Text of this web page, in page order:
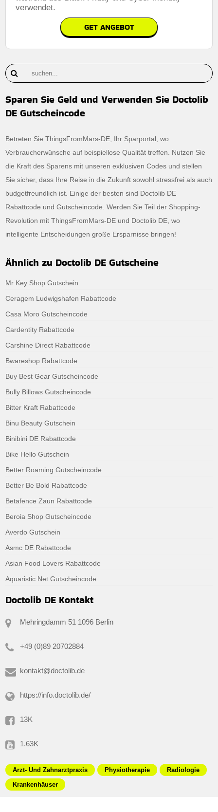
verwendet.
GET ANGEBOT
Sparen Sie Geld und Verwenden Sie Doctolib
DE Gutscheincode
Betreten Sie ThingsFromMars-DE, Ihr Sparportal, wo
Verbraucherwünsche auf beispiellose Qualität treffen. Nutzen Sie
die Kraft des Sparens mit unseren exklusiven Codes und stellen
Sie sicher, dass Ihre Reise in die Zukunft sowohl stressfrei als auch
budgetfreundlich ist. Einige der besten sind Doctolib DE
Rabattcode und Gutscheincode. Werden Sie Teil der Shopping-
Revolution mit ThingsFromMars-DE und Doctolib DE, wo
intelligente Entscheidungen große Ersparnisse bringen!
Ähnlich zu Doctolib DE Gutscheine
Mr Key Shop Gutschein
Ceragem Ludwigshafen Rabattcode
Casa Moro Gutscheincode
Cardentity Rabattcode
Carshine Direct Rabattcode
Bwareshop Rabattcode
Buy Best Gear Gutscheincode
Bully Billows Gutscheincode
Bitter Kraft Rabattcode
Binu Beauty Gutschein
Binibini DE Rabattcode
Bike Hello Gutschein
Better Roaming Gutscheincode
Better Be Bold Rabattcode
Betafence Zaun Rabattcode
Beroia Shop Gutscheincode
Averdo Gutschein
Asmc DE Rabattcode
Asian Food Lovers Rabattcode
Aquaristic Net Gutscheincode
Doctolib DE Kontakt
Mehringdamm 51 1096 Berlin
+49 (0)89 20702884
kontakt@doctolib.de
https://info.doctolib.de/
13K
1.63K
Arzt- Und Zahnarztpraxis Physiotherapie
Radiologie
Krankenhäuser